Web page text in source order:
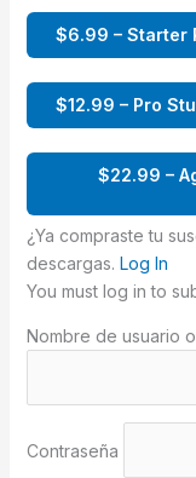
$6.99 – Starter
$12.99 – Pro
$22.99 –
¿Ya compraste tu
descargas. Log In
You must log in to
Nombre de usuario
Contraseña